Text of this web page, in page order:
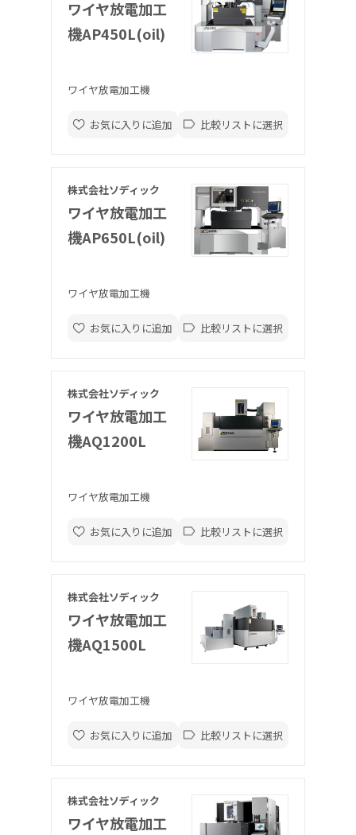
ワイヤ放電加工
機AP450L(oil)
ワイヤ放電加工機
お気に入りに追加 比較リストに選択
株式会社ソディック
ワイヤ放電加工
機AP650L(oil)
ワイヤ放電加工機
お気に入りに追加 比較リストに選択
株式会社ソディック
ワイヤ放電加工
機AQ1200L
ワイヤ放電加工機
お気に入りに追加 比較リストに選択
株式会社ソディック
ワイヤ放電加工
機AQ1500L
ワイヤ放電加工機
お気に入りに追加 比較リストに選択
株式会社ソディック
ワイヤ放電加工